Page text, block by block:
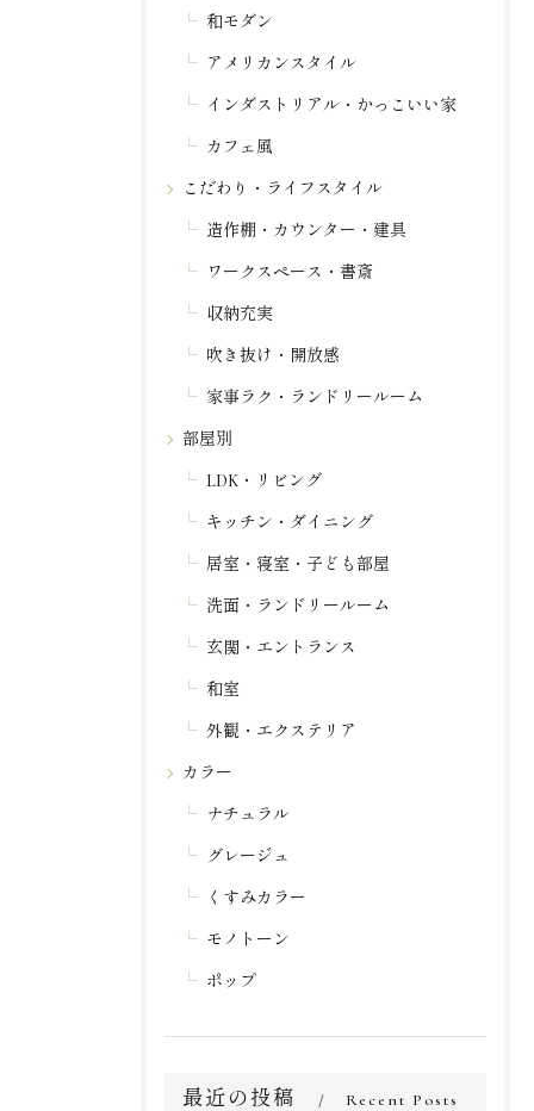
和モダン
アメリカンスタイル
インダストリアル・かっこいい家
カフェ風
こだわり・ライフスタイル
造作棚・カウンター・建具
ワークスペース・書斎
収納充実
吹き抜け・開放感
家事ラク・ランドリールーム
部屋別
LDK・リビング
キッチン・ダイニング
居室・寝室・子ども部屋
洗面・ランドリールーム
玄関・エントランス
和室
外観・エクステリア
カラー
ナチュラル
グレージュ
くすみカラー
モノトーン
ポップ
最近の投稿 Recent Posts